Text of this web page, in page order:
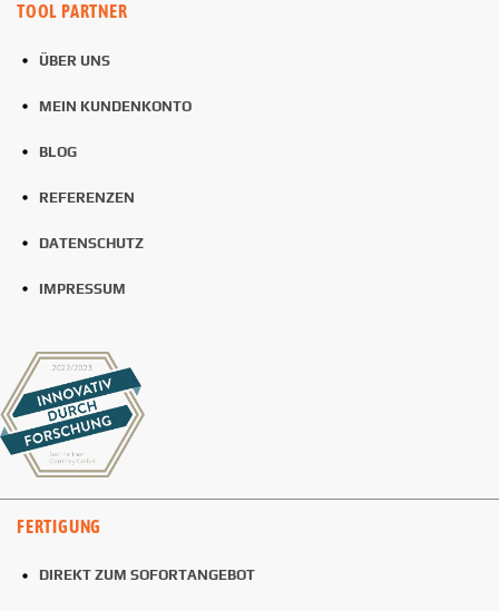
TOOL PARTNER
ÜBER UNS
MEIN KUNDENKONTO
BLOG
REFERENZEN
DATENSCHUTZ
IMPRESSUM
FERTIGUNG
DIREKT ZUM SOFORTANGEBOT